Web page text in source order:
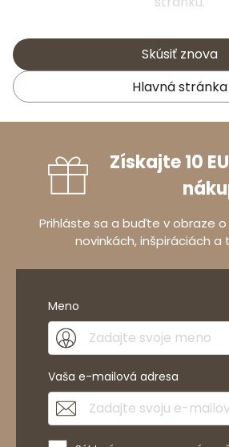
Skúsiť znova
Hlavná stránka
Získajte 10
Prihláste sa a buďte v obraze
novinkách, inšpiráciách a
Meno
Vaša e-mailová adresa